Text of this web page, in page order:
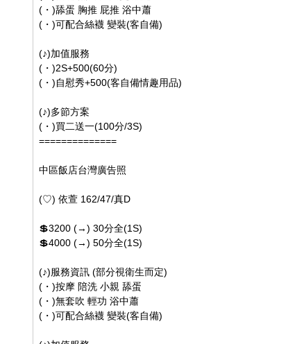
(・)舔蛋 胸推 屁推 浴中蕭
(・)可配合絲襪 變裝(客自備)
(♪)加值服務
(・)2S+500(60分)
(・)自慰秀+500(客自備情趣用品)
(♪)多節方案
(・)買二送一(100分/3S)
==============
中區飯店台灣廣告照
(♡) 依萱 162/47/真D
💲3200 (→) 30分全(1S)
💲4000 (→) 50分全(1S)
(♪)服務資訊 (部分視衛生而定)
(・)按摩 陪洗 小親 舔蛋
(・)無套吹 輕功 浴中蕭
(・)可配合絲襪 變裝(客自備)